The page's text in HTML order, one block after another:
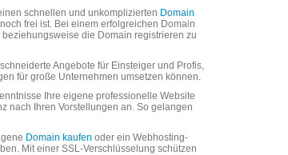
schnellen und unkomplizierten Domain
frei ist. Bei einem erfolgreichen Domain
die Domain registrieren zu
Angebote für Einsteiger und Profis,
für große Unternehmen umsetzen können.
Ihre eigene professionelle Website
nach Ihren Vorstellungen an. So gelangen
Domain kaufen oder ein Webhosting-
Mit einer SSL-Verschlüsselung schützen